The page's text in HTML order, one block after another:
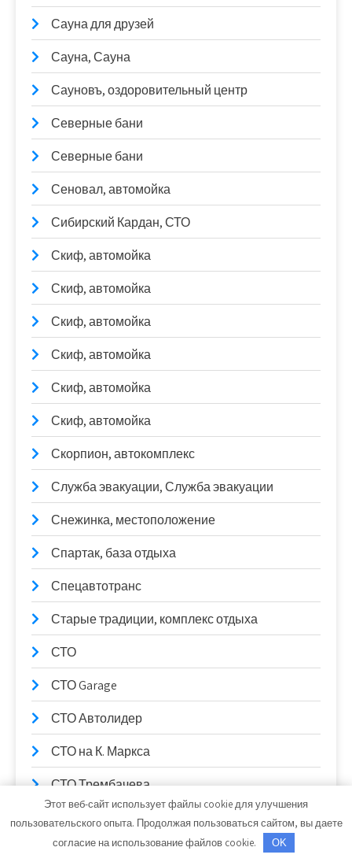
Сауна для друзей
Сауна, Сауна
Сауновъ, оздоровительный центр
Северные бани
Северные бани
Сеновал, автомойка
Сибирский Кардан, СТО
Скиф, автомойка
Скиф, автомойка
Скиф, автомойка
Скиф, автомойка
Скиф, автомойка
Скиф, автомойка
Скорпион, автокомплекс
Служба эвакуации, Служба эвакуации
Снежинка, местоположение
Спартак, база отдыха
Спецавтотранс
Старые традиции, комплекс отдыха
СТО
СТО Garage
СТО Автолидер
СТО на К. Маркса
СТО Трембачева
СТО_Евп
СТО, СТО
Этот веб-сайт использует файлы cookie для улучшения
пользовательского опыта. Продолжая пользоваться сайтом, вы даете
согласие на использование файлов cookie.
OK